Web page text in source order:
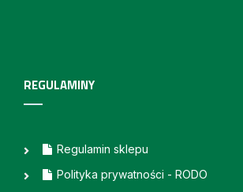
REGULAMINY
Regulamin sklepu
Polityka prywatności - RODO